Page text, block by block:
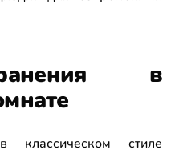
в
классическом стиле